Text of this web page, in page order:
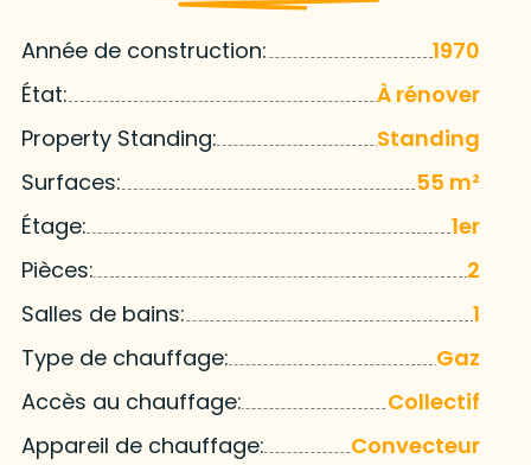
Année de construction:
1970
État:
À rénover
Property Standing:
Standing
Surfaces:
55 m²
Étage:
1er
Pièces:
2
Salles de bains:
1
Type de chauffage:
Gaz
Accès au chauffage:
Collectif
Appareil de chauffage:
Convecteur